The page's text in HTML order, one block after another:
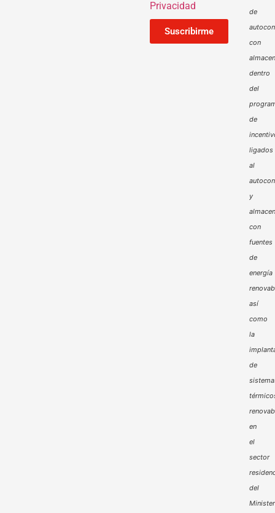
Privacidad
Suscribirme
de
con
dentro
del
de
ligados
al
y
con
fuentes
de
energía
así
como
la
de
en
el
sector
del